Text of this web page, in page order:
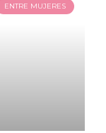
ENTRE MUJERES